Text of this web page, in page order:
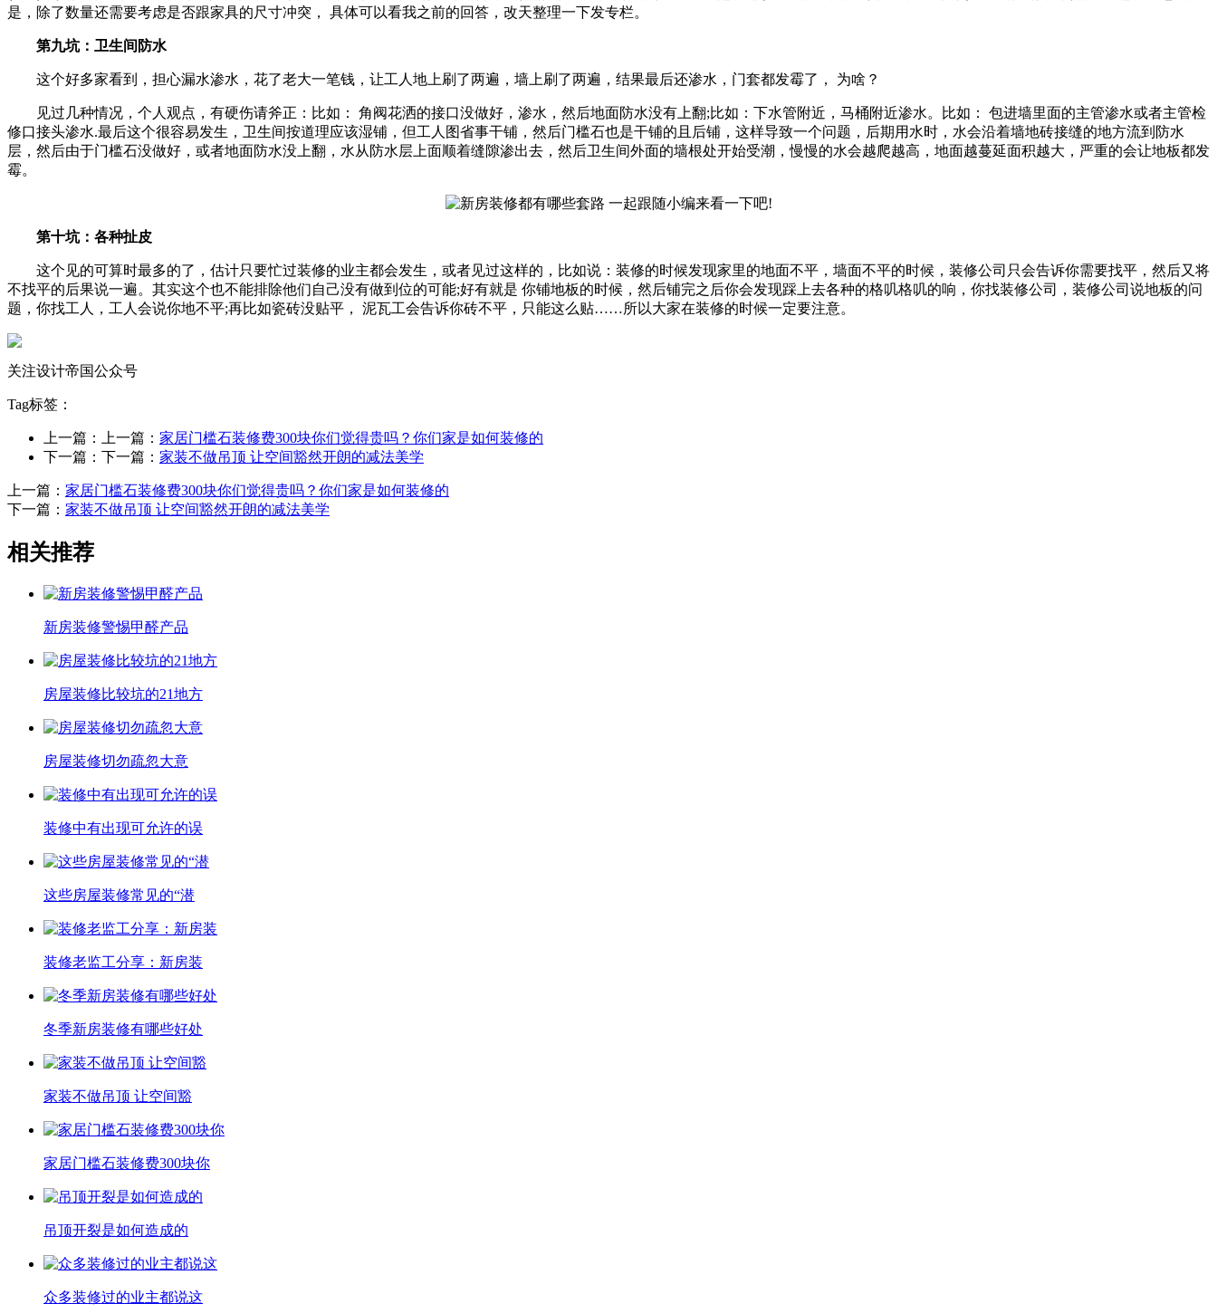
是，除了数量还需要考虑是否跟家具的尺寸冲突， 具体可以看我之前的回答，改天整理一下发专栏。
第九坑：卫生间防水
这个好多家看到，担心漏水渗水，花了老大一笔钱，让工人地上刷了两遍，墙上刷了两遍，结果最后还渗水，门套都发霉了， 为啥？
见过几种情况，个人观点，有硬伤请斧正：比如： 角阀花洒的接口没做好，渗水，然后地面防水没有上翻;比如：下水管附近，马桶附近渗水。比如： 包进墙里面的主管渗水或者主管检
修口接头渗水.最后这个很容易发生，卫生间按道理应该湿铺，但工人图省事干铺，然后门槛石也是干铺的且后铺，这样导致一个问题，后期用水时，水会沿着墙地砖接缝的地方流到防水
层，然后由于门槛石没做好，或者地面防水没上翻，水从防水层上面顺着缝隙渗出去，然后卫生间外面的墙根处开始受潮，慢慢的水会越爬越高，地面越蔓延面积越大，严重的会让地板都发
霉。
第十坑：各种扯皮
这个见的可算时最多的了，估计只要忙过装修的业主都会发生，或者见过这样的，比如说：装修的时候发现家里的地面不平，墙面不平的时候，装修公司只会告诉你需要找平，然后又将
不找平的后果说一遍。其实这个也不能排除他们自己没有做到位的可能;好有就是 你铺地板的时候，然后铺完之后你会发现踩上去各种的格叽格叽的响，你找装修公司，装修公司说地板的问
题，你找工人，工人会说你地不平;再比如瓷砖没贴平， 泥瓦工会告诉你砖不平，只能这么贴……所以大家在装修的时候一定要注意。
关注设计帝国公众号
Tag标签：
上一篇：上一篇： 家居门槛石装修费300块你们觉得贵吗？你们家是如何装修的
下一篇：下一篇： 家装不做吊顶 让空间豁然开朗的减法美学
上一篇： 家居门槛石装修费300块你们觉得贵吗？你们家是如何装修的
下一篇： 家装不做吊顶 让空间豁然开朗的减法美学
相关推荐
新房装修警惕甲醛产品
房屋装修比较坑的21地方
房屋装修切勿疏忽大意
装修中有出现可允许的误
这些房屋装修常见的“潜
装修老监工分享：新房装
冬季新房装修有哪些好处
家装不做吊顶 让空间豁
家居门槛石装修费300块你
吊顶开裂是如何造成的
众多装修过的业主都说这